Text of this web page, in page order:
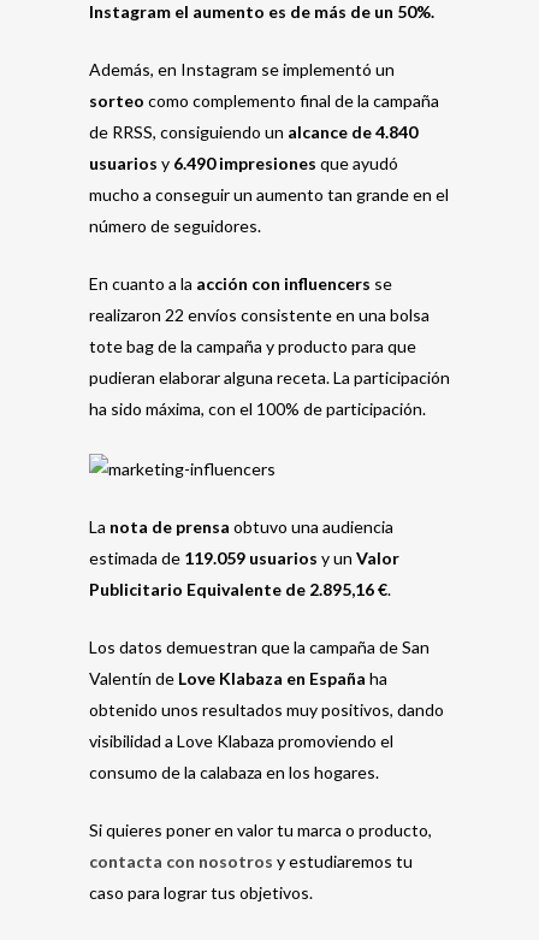
Instagram el aumento es de más de un 50%.
Además, en Instagram se implementó un
sorteo como complemento final de la campaña
de RRSS, consiguiendo un alcance de 4.840
usuarios y 6.490 impresiones que ayudó
mucho a conseguir un aumento tan grande en el
número de seguidores.
En cuanto a la acción con influencers se
realizaron 22 envíos consistente en una bolsa
tote bag de la campaña y producto para que
pudieran elaborar alguna receta. La participación
ha sido máxima, con el 100% de participación.
La nota de prensa obtuvo una audiencia
estimada de 119.059 usuarios y un Valor
Publicitario Equivalente de 2.895,16 €.
Los datos demuestran que la campaña de San
Valentín de Love Klabaza en España ha
obtenido unos resultados muy positivos, dando
visibilidad a Love Klabaza promoviendo el
consumo de la calabaza en los hogares.
Si quieres poner en valor tu marca o producto,
contacta con nosotros y estudiaremos tu
caso para lograr tus objetivos.